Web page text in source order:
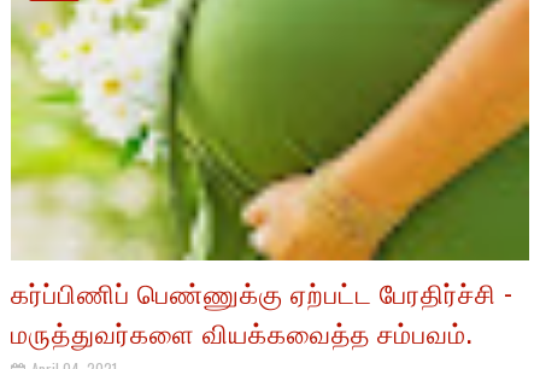
கர்ப்பிணிப் பெண்ணுக்கு ஏற்பட்ட பேரதிர்ச்சி -
மருத்துவர்களை வியக்கவைத்த சம்பவம்.